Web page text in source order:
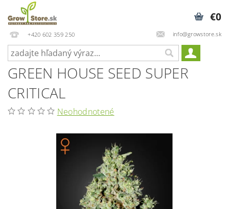
+420 602 359 250 info@growstore.sk
€0
GREEN HOUSE SEED SUPER
CRITICAL
Neohodnotené